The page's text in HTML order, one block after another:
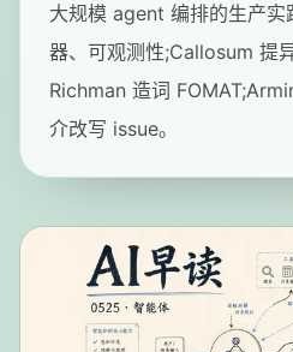
大规模 agent 编排的生产
器、可观测性;Callosum 提
Richman 造词
介改写 issue。